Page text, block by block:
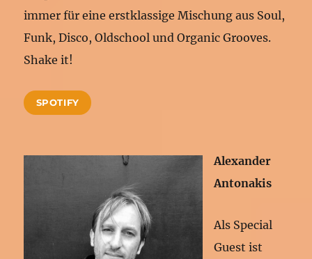
immer für eine erstklassige Mischung aus Soul,
Funk, Disco, Oldschool und Organic Grooves.
Shake it!
SPOTIFY
Alexander
Antonakis
Als Special
Guest ist